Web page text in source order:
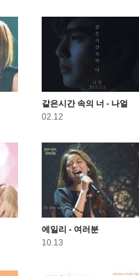
같은시간 속의 너 - 나얼
02.12
에일리 - 여러분
10.13